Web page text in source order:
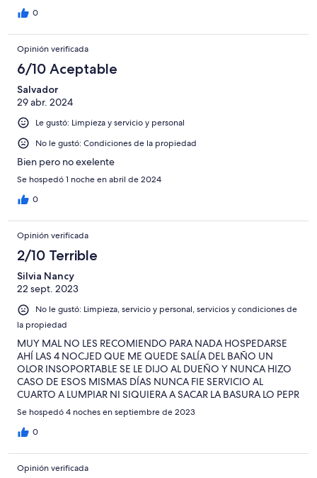
0
Opinión verificada
6/10 Aceptable
Salvador
29 abr. 2024
Le gustó: Limpieza y servicio y personal
No le gustó: Condiciones de la propiedad
Bien pero no exelente
Se hospedó 1 noche en abril de 2024
0
Opinión verificada
2/10 Terrible
Silvia Nancy
22 sept. 2023
No le gustó: Limpieza, servicio y personal, servicios y condiciones de
la propiedad
MUY MAL NO LES RECOMIENDO PARA NADA HOSPEDARSE
AHÍ LAS 4 NOCJED QUE ME QUEDE SALÍA DEL BAÑO UN
OLOR INSOPORTABLE SE LE DIJO AL DUEÑO Y NUNCA HIZO
CASO DE ESOS MISMAS DÍAS NUNCA FIE SERVICIO AL
CUARTO A LUMPIAR NI SIQUIERA A SACAR LA BASURA LO PEPR
DE LO PEOR NO SE HOSPEDEN NUNCA AHI
Se hospedó 4 noches en septiembre de 2023
0
Opinión verificada